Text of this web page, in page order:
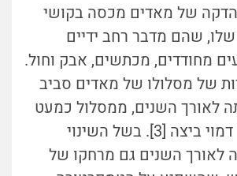
של מאדים מכסה בקושי
שהם מדבר רחב ידיים
מחודדים, מכתשים, אבק וחול.
של מסלולו של מאדים סביב
לאורך השנים, ממסלול כמעט
מעגלי למסלול דמוי ביצה [3]. בשל השינוי
לאורך השנים גם מרחקו של